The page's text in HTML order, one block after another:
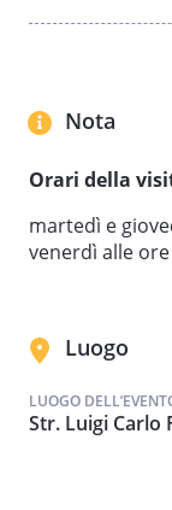
Nota
Orari della
martedì e
venerdì alle
Luogo
LUOGO
Str. Luigi Carlo